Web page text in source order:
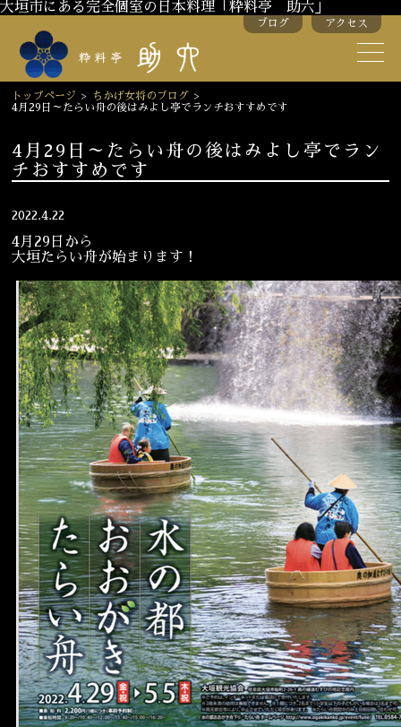
大垣市にある完全個室の日本料理「粋料亭 助六」
ブログ アクセス
トップページ > ちかげ女将のブログ >
4月29日～たらい舟の後はみよし亭でランチおすすめです
4月29日～たらい舟の後はみよし亭でラン
チおすすめです
2022.4.22
4月29日から
大垣たらい舟が始まります！
スタッフ紹介
季節のお料理 お弁当
お飲み物
結婚式・披露宴
ご接待 法要
慶事 お顔合わせ
宴会 ウェディング